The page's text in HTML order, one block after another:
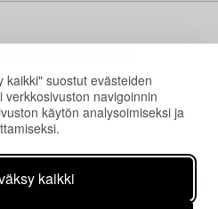
kaikki" suostut evästeiden
navigoinnin
käytön analysoimiseksi ja
kaikki